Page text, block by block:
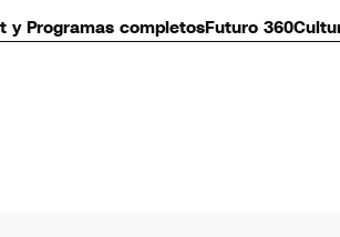
y Programas completosFuturo 360